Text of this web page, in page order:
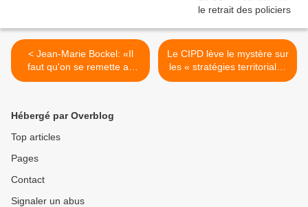
< Jean-Marie Bockel: «Il
faut qu'on se remette au
travail sur la prévention»
Le CIPD lève le mystère sur
les « stratégies territoriales
», vouées à remplacer les
Hébergé par Overblog
Top articles
Pages
Contact
Signaler un abus